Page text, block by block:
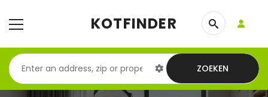
KOTFINDER
ZOEKEN